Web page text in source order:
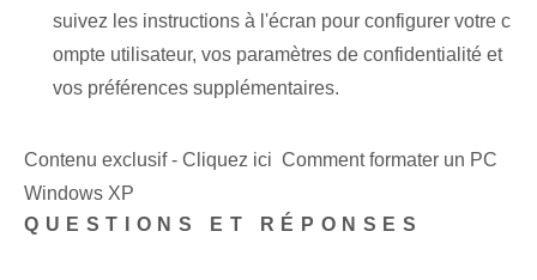
suivez les instructions à l'écran pour configurer votre c
ompte utilisateur, vos paramètres de confidentialité et
vos préférences supplémentaires.
Contenu exclusif - Cliquez ici Comment formater un PC
Windows XP
QUESTIONS ET RÉPONSES